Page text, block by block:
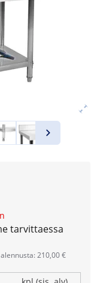
tarvittaessa
210,00 €